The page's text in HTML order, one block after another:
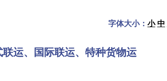
字体大小： 小 中
运、国际联运、特种货物运